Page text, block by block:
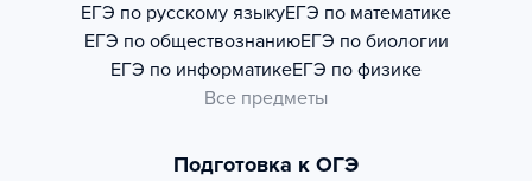
ЕГЭ по русскому языкуЕГЭ по математике
ЕГЭ по обществознаниюЕГЭ по биологии
ЕГЭ по информатикеЕГЭ по физике
Все предметы
Подготовка к ОГЭ